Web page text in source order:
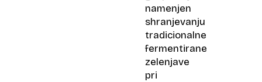
namenjen
shranjevanju
tradicionalne
fermentirane
zelenjave
pri